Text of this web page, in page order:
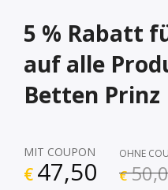
5 % Rabatt
auf alle
Betten Prinz
MIT COUPON
€ 47,50
OHNE
€